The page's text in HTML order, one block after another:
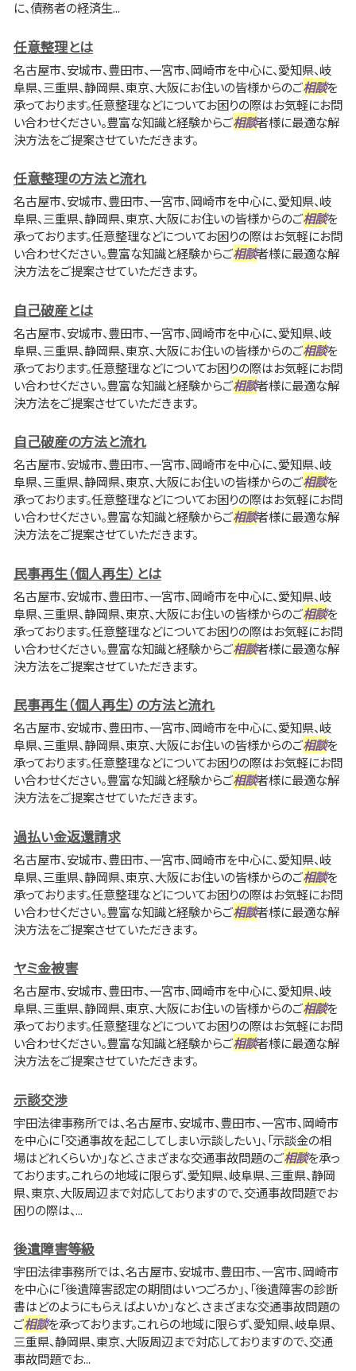
に、債務者の経済生...
任意整理とは
名古屋市、安城市、豊田市、一宮市、岡崎市を中心に、愛知県、岐
阜県、三重県、静岡県、東京、大阪にお住いの皆様からのご相談を
承っております。任意整理などについてお困りの際はお気軽にお問
い合わせください。豊富な知識と経験からご相談者様に最適な解
決方法をご提案させていただきます。
任意整理の方法と流れ
名古屋市、安城市、豊田市、一宮市、岡崎市を中心に、愛知県、岐
阜県、三重県、静岡県、東京、大阪にお住いの皆様からのご相談を
承っております。任意整理などについてお困りの際はお気軽にお問
い合わせください。豊富な知識と経験からご相談者様に最適な解
決方法をご提案させていただきます。
自己破産とは
名古屋市、安城市、豊田市、一宮市、岡崎市を中心に、愛知県、岐
阜県、三重県、静岡県、東京、大阪にお住いの皆様からのご相談を
承っております。任意整理などについてお困りの際はお気軽にお問
い合わせください。豊富な知識と経験からご相談者様に最適な解
決方法をご提案させていただきます。
自己破産の方法と流れ
名古屋市、安城市、豊田市、一宮市、岡崎市を中心に、愛知県、岐
阜県、三重県、静岡県、東京、大阪にお住いの皆様からのご相談を
承っております。任意整理などについてお困りの際はお気軽にお問
い合わせください。豊富な知識と経験からご相談者様に最適な解
決方法をご提案させていただきます。
民事再生（個人再生）とは
名古屋市、安城市、豊田市、一宮市、岡崎市を中心に、愛知県、岐
阜県、三重県、静岡県、東京、大阪にお住いの皆様からのご相談を
承っております。任意整理などについてお困りの際はお気軽にお問
い合わせください。豊富な知識と経験からご相談者様に最適な解
決方法をご提案させていただきます。
民事再生（個人再生）の方法と流れ
名古屋市、安城市、豊田市、一宮市、岡崎市を中心に、愛知県、岐
阜県、三重県、静岡県、東京、大阪にお住いの皆様からのご相談を
承っております。任意整理などについてお困りの際はお気軽にお問
い合わせください。豊富な知識と経験からご相談者様に最適な解
決方法をご提案させていただきます。
過払い金返還請求
名古屋市、安城市、豊田市、一宮市、岡崎市を中心に、愛知県、岐
阜県、三重県、静岡県、東京、大阪にお住いの皆様からのご相談を
承っております。任意整理などについてお困りの際はお気軽にお問
い合わせください。豊富な知識と経験からご相談者様に最適な解
決方法をご提案させていただきます。
ヤミ金被害
名古屋市、安城市、豊田市、一宮市、岡崎市を中心に、愛知県、岐
阜県、三重県、静岡県、東京、大阪にお住いの皆様からのご相談を
承っております。任意整理などについてお困りの際はお気軽にお問
い合わせください。豊富な知識と経験からご相談者様に最適な解
決方法をご提案させていただきます。
示談交渉
宇田法律事務所では、名古屋市、安城市、豊田市、一宮市、岡崎市
を中心に「交通事故を起こしてしまい示談したい」、「示談金の相
場はどれくらいか」など、さまざまな交通事故問題のご相談を承っ
ております。これらの地域に限らず、愛知県、岐阜県、三重県、静岡
県、東京、大阪周辺まで対応しておりますので、交通事故問題でお
困りの際は、...
後遺障害等級
宇田法律事務所では、名古屋市、安城市、豊田市、一宮市、岡崎市
を中心に「後遺障害認定の期間はいつごろか」、「後遺障害の診断
書はどのようにもらえばよいか」など、さまざまな交通事故問題の
ご相談を承っております。これらの地域に限らず、愛知県、岐阜県、
三重県、静岡県、東京、大阪周辺まで対応しておりますので、交通
事故問題でお...